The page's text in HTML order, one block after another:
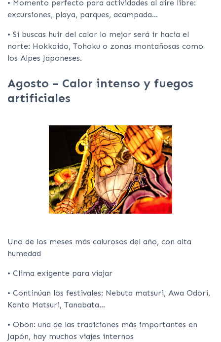
• Momento perfecto para actividades al aire libre:
excursiones, playa, parques, acampada…
• Si buscas huir del calor lo mejor será ir hacia el
norte: Hokkaido, Tohoku o zonas montañosas como
los Alpes Japoneses.
Agosto – Calor intenso y fuegos
artificiales
Uno de los meses más calurosos del año, con alta
humedad
• Clima exigente para viajar
• Continúan los festivales: Nebuta matsuri, Awa Odori,
Kanto Matsuri, Tanabata…
• Obon: una de las tradiciones más importantes en
Japón, hay muchos viajes internos